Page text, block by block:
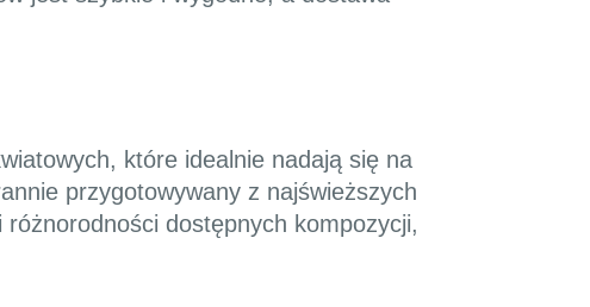
które idealnie nadają się na
przygotowywany z najświeższych
różnorodności dostępnych kompozycji,